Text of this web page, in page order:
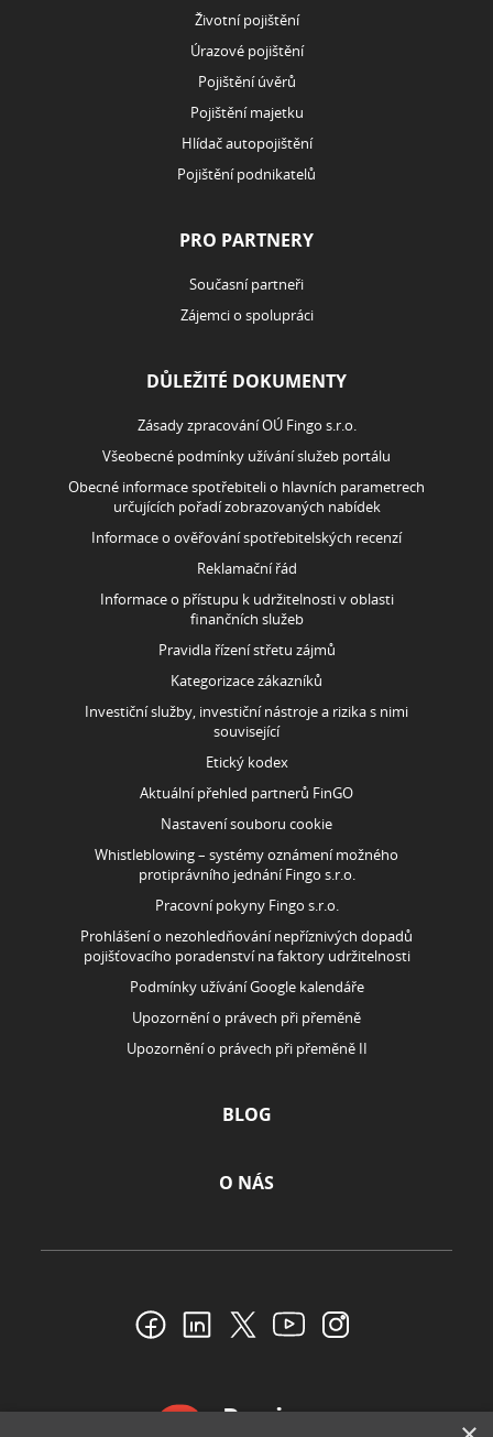
Životní pojištění
Úrazové pojištění
Pojištění úvěrů
Pojištění majetku
Hlídač autopojištění
Pojištění podnikatelů
PRO PARTNERY
Současní partneři
Zájemci o spolupráci
DŮLEŽITÉ DOKUMENTY
Zásady zpracování OÚ Fingo s.r.o.
Všeobecné podmínky užívání služeb portálu
Obecné informace spotřebiteli o hlavních parametrech
určujících pořadí zobrazovaných nabídek
Informace o ověřování spotřebitelských recenzí
Reklamační řád
Informace o přístupu k udržitelnosti v oblasti
finančních služeb
Pravidla řízení střetu zájmů
Kategorizace zákazníků
Investiční služby, investiční nástroje a rizika s nimi
související
Etický kodex
Aktuální přehled partnerů FinGO
Nastavení souboru cookie
Whistleblowing – systémy oznámení možného
protiprávního jednání Fingo s.r.o.
Pracovní pokyny Fingo s.r.o.
Prohlášení o nezohledňování nepříznivých dopadů
pojišťovacího poradenství na faktory udržitelnosti
Podmínky užívání Google kalendáře
Upozornění o právech při přeměně
Upozornění o právech při přeměně II
BLOG
O NÁS
Reviews